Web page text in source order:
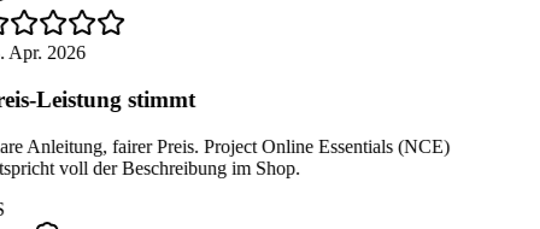
Apr. 2026
Leistung stimmt
Anleitung, fairer Preis. Project Online Essentials (NCE)
voll der Beschreibung im Shop.